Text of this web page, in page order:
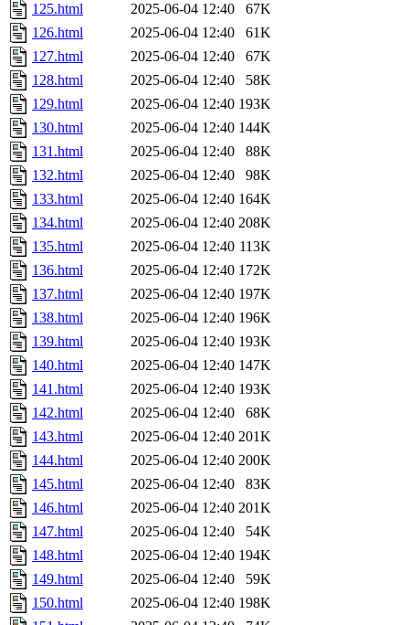
125.html
2025-06-04 12:40
67K
126.html
2025-06-04 12:40
61K
127.html
2025-06-04 12:40
67K
128.html
2025-06-04 12:40
58K
129.html
2025-06-04 12:40 193K
130.html
2025-06-04 12:40 144K
131.html
2025-06-04 12:40
88K
132.html
2025-06-04 12:40
98K
133.html
2025-06-04 12:40 164K
134.html
2025-06-04 12:40 208K
135.html
2025-06-04 12:40 113K
136.html
2025-06-04 12:40 172K
137.html
2025-06-04 12:40 197K
138.html
2025-06-04 12:40 196K
139.html
2025-06-04 12:40 193K
140.html
2025-06-04 12:40 147K
141.html
2025-06-04 12:40 193K
142.html
2025-06-04 12:40
68K
143.html
2025-06-04 12:40 201K
144.html
2025-06-04 12:40 200K
145.html
2025-06-04 12:40
83K
146.html
2025-06-04 12:40 201K
147.html
2025-06-04 12:40
54K
148.html
2025-06-04 12:40 194K
149.html
2025-06-04 12:40
59K
150.html
2025-06-04 12:40 198K